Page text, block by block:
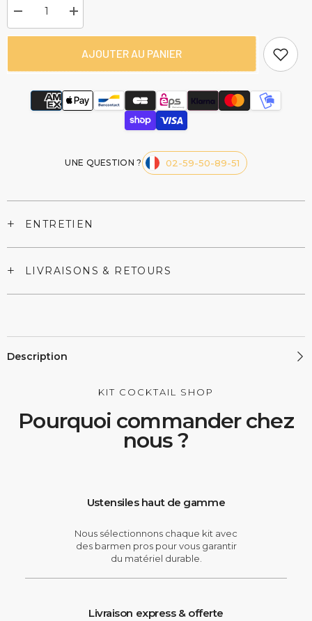
Diminuer
la
quantité
Augmenter
la
quantité
Verre
AJOUTER AU PANIER
UNE QUESTION ? 02-59-50-89-51
+ ENTRETIEN
+ LIVRAISONS & RETOURS
Description
KIT COCKTAIL SHOP
Pourquoi commander chez
nous ?
Ustensiles haut de gamme
Nous sélectionnons chaque kit avec
des barmen pros pour vous garantir
du matériel durable.
Livraison express & offerte